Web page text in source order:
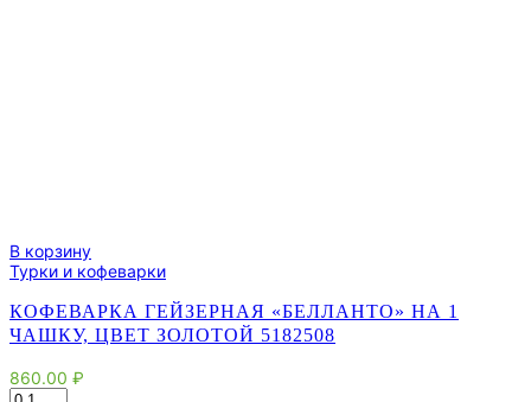
В корзину
Турки и кофеварки
КОФЕВАРКА ГЕЙЗЕРНАЯ «БЕЛЛАНТО» НА 1
ЧАШКУ, ЦВЕТ ЗОЛОТОЙ 5182508
860.00 ₽
Количество